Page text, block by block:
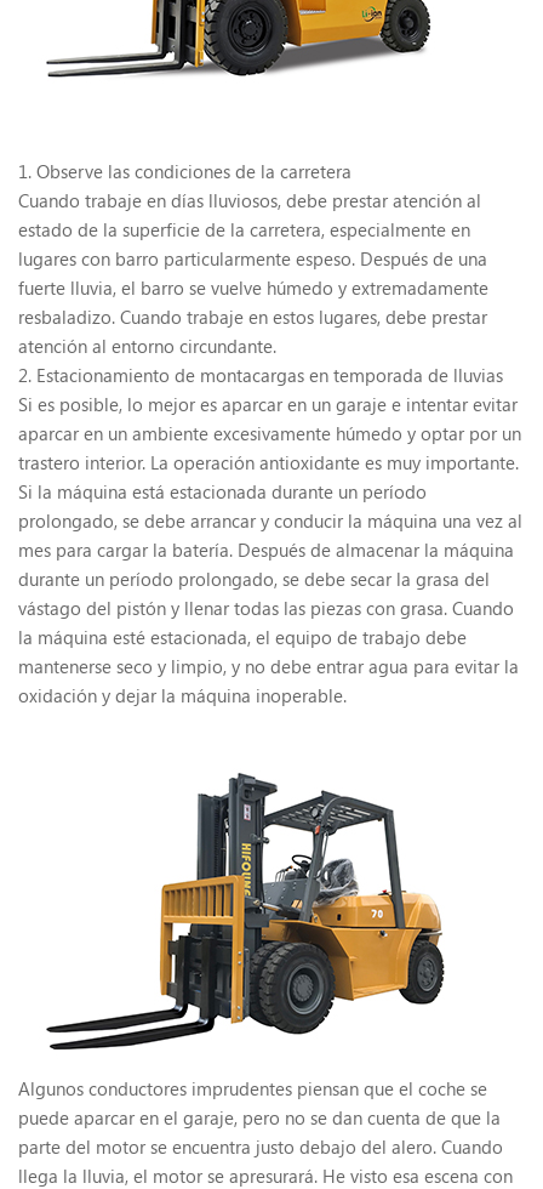
1. Observe las condiciones de la carretera
Cuando trabaje en días lluviosos, debe prestar atención al
estado de la superficie de la carretera, especialmente en
lugares con barro particularmente espeso. Después de una
fuerte lluvia, el barro se vuelve húmedo y extremadamente
resbaladizo. Cuando trabaje en estos lugares, debe prestar
atención al entorno circundante.
2. Estacionamiento de montacargas en temporada de lluvias
Si es posible, lo mejor es aparcar en un garaje e intentar evitar
aparcar en un ambiente excesivamente húmedo y optar por un
trastero interior. La operación antioxidante es muy importante.
Si la máquina está estacionada durante un período
prolongado, se debe arrancar y conducir la máquina una vez al
mes para cargar la batería. Después de almacenar la máquina
durante un período prolongado, se debe secar la grasa del
vástago del pistón y llenar todas las piezas con grasa. Cuando
la máquina esté estacionada, el equipo de trabajo debe
mantenerse seco y limpio, y no debe entrar agua para evitar la
oxidación y dejar la máquina inoperable.
Algunos conductores imprudentes piensan que el coche se
puede aparcar en el garaje, pero no se dan cuenta de que la
parte del motor se encuentra justo debajo del alero. Cuando
llega la lluvia, el motor se apresurará. He visto esa escena con